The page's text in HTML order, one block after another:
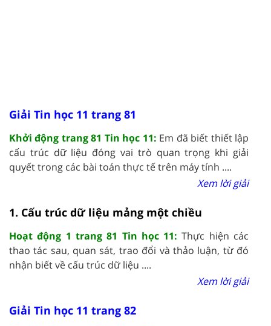
Giải Tin học 11 trang 81
Khởi động trang 81 Tin học 11: Em đã biết thiết lập
cấu trúc dữ liệu đóng vai trò quan trọng khi giải
quyết trong các bài toán thực tế trên máy tính ....
Xem lời giải
1. Cấu trúc dữ liệu mảng một chiều
Hoạt động 1 trang 81 Tin học 11:Thực hiện các
thao tác sau, quan sát, trao đổi và thảo luận, từ đó
nhận biết về cấu trúc dữ liệu ....
Xem lời giải
Giải Tin học 11 trang 82